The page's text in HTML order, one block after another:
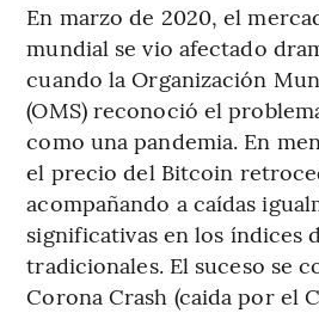
En marzo de 2020, el
mundial se vio afectado
cuando la Organización
(OMS) reconoció el
como una pandemia. En
el precio del Bitcoin
acompañando a caídas
significativas en los índices
tradicionales. El suceso se
Corona Crash (caida por el